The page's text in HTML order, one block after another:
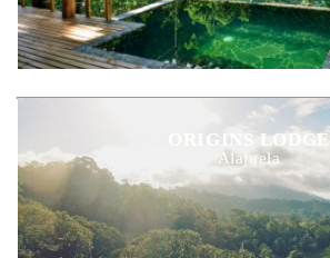
ORIGINS LODGE
Alajuela